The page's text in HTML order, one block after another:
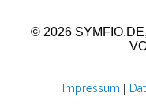
© 2026
Impressum |